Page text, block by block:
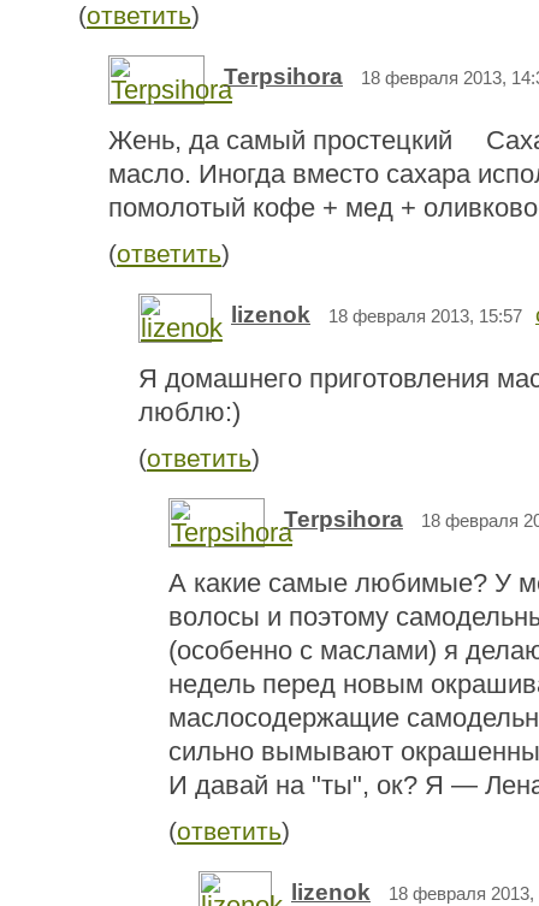
(ответить)
Terpsihora 18 февраля 2013,
Жень, да самый простецкий
масло. Иногда вместо сахара
помолотый кофе + мед +
(ответить)
lizenok 18 февраля 2013, 15:57
Я домашнего приготовления
люблю:)
(ответить)
Terpsihora 18 февраля
А какие самые любимые? У
волосы и поэтому
(особенно с маслами) я
недель перед новым
маслосодержащие
сильно вымывают
И давай на "ты", ок? Я —
(ответить)
lizenok 18 февраля 2013,